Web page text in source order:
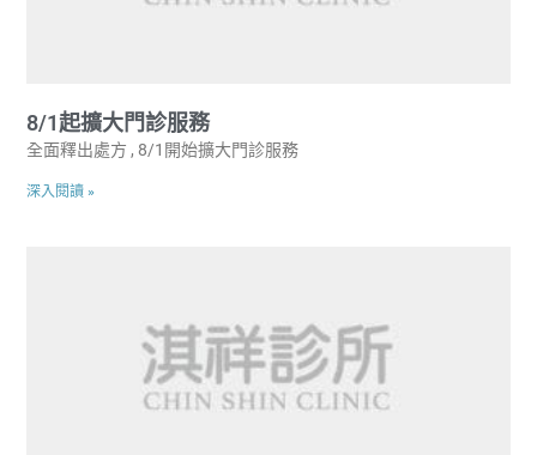
8/1起擴大門診服務
全面釋出處方 , 8/1開始擴大門診服務
深入閱讀 »